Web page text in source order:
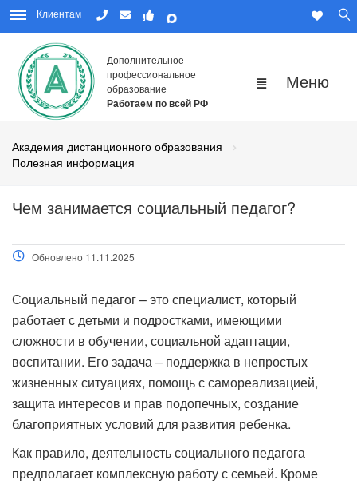
Клиентам
Дополнительное
профессиональное
образование
Работаем по всей РФ
Академия дистанционного образования
Полезная информация
Чем занимается социальный педагог?
Обновлено 11.11.2025
Социальный педагог – это специалист, который
работает с детьми и подростками, имеющими
сложности в обучении, социальной адаптации,
воспитании. Его задача – поддержка в непростых
жизненных ситуациях, помощь с самореализацией,
защита интересов и прав подопечных, создание
благоприятных условий для развития ребенка.
Как правило, деятельность социального педагога
предполагает комплексную работу с семьей. Кроме